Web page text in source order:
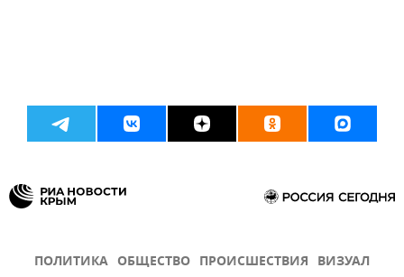
ПОЛИТИКА ОБЩЕСТВО ПРОИСШЕСТВИЯ ВИЗУАЛ